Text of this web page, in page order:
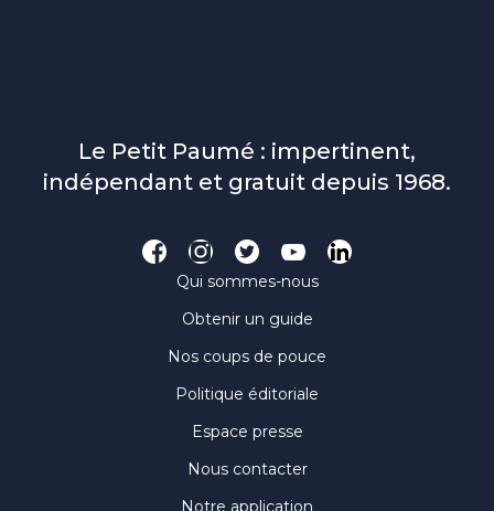
Le Petit Paumé : impertinent,
indépendant et gratuit depuis 1968.
Qui sommes-nous
Obtenir un guide
Nos coups de pouce
Politique éditoriale
Espace presse
Nous contacter
Notre application